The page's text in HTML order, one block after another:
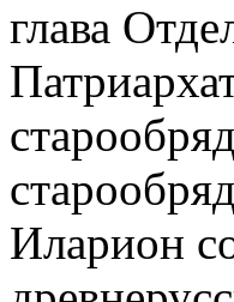
глава
Иларион